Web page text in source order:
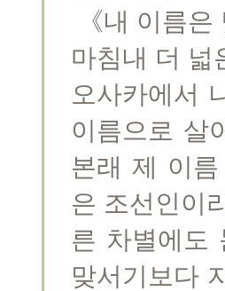
《내 이름
마침내 더 넓
오사카에서
이름으로 살
본래 제 이름
은 조선인이
른 차별에도
맞서기보다